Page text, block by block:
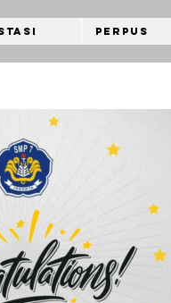
Perpus